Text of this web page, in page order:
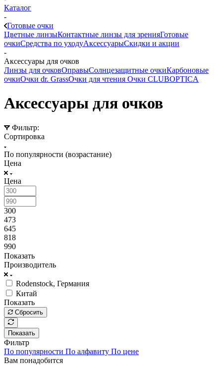
Каталог
-
Готовые очки
Цветные линзыКонтактные линзы для зренияГотовые
очкиСредства по уходуАксессуарыСкидки и акции
-
Аксессуары для очков
Линзы для очковОправыСолнцезащитные очкиКарбоновые
очкиОчки dr. GrassОчки для чтения Очки CLUBOPTICA
Аксессуары для очков
Фильтр:
Сортировка
По популярности (возрастание)
Цена
Цена
300
473
645
818
990
Показать
Производитель
Rodenstock, Германия
Китай
Показать
Сбросить
Показать
Фильтр
По популярности По алфавиту По цене
Вам понадобится